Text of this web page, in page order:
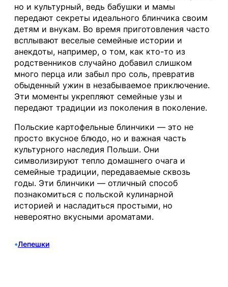
но и культурный, ведь бабушки и мамы
передают секреты идеального блинчика своим
детям и внукам. Во время приготовления часто
всплывают веселые семейные истории и
анекдоты, например, о том, как кто-то из
родственников случайно добавил слишком
много перца или забыл про соль, превратив
обыденный ужин в незабываемое приключение.
Эти моменты укрепляют семейные узы и
передают традиции из поколения в поколение.
Польские картофельные блинчики — это не
просто вкусное блюдо, но и важная часть
культурного наследия Польши. Они
символизируют тепло домашнего очага и
семейные традиции, передаваемые сквозь
годы. Эти блинчики — отличный способ
познакомиться с польской кулинарной
историей и насладиться простыми, но
невероятно вкусными ароматами.
•Лепешки